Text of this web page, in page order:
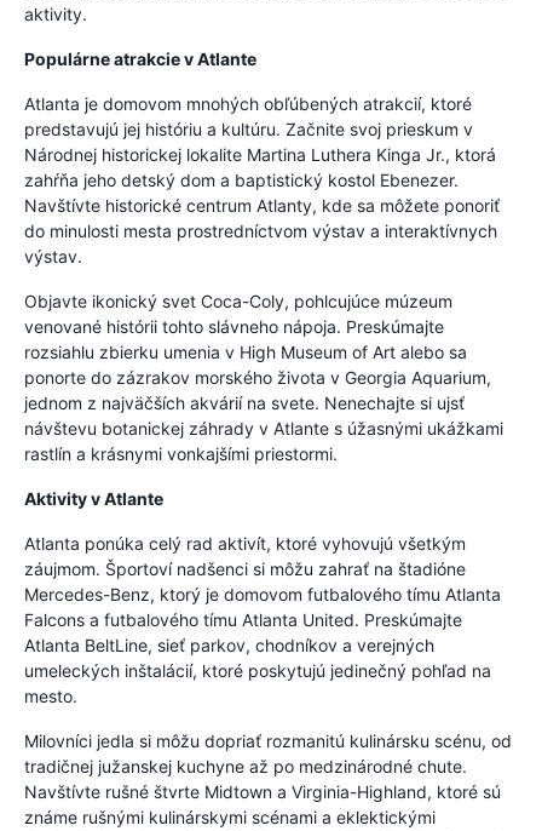
aktivity.
Populárne atrakcie v Atlante
Atlanta je domovom mnohých obľúbených atrakcií, ktoré
predstavujú jej históriu a kultúru. Začnite svoj prieskum v
Národnej historickej lokalite Martina Luthera Kinga Jr., ktorá
zahŕňa jeho detský dom a baptistický kostol Ebenezer.
Navštívte historické centrum Atlanty, kde sa môžete ponoriť
do minulosti mesta prostredníctvom výstav a interaktívnych
výstav.
Objavte ikonický svet Coca-Coly, pohlcujúce múzeum
venované histórii tohto slávneho nápoja. Preskúmajte
rozsiahlu zbierku umenia v High Museum of Art alebo sa
ponorte do zázrakov morského života v Georgia Aquarium,
jednom z najväčších akvárií na svete. Nenechajte si ujsť
návštevu botanickej záhrady v Atlante s úžasnými ukážkami
rastlín a krásnymi vonkajšími priestormi.
Aktivity v Atlante
Atlanta ponúka celý rad aktivít, ktoré vyhovujú všetkým
záujmom. Športoví nadšenci si môžu zahrať na štadióne
Mercedes-Benz, ktorý je domovom futbalového tímu Atlanta
Falcons a futbalového tímu Atlanta United. Preskúmajte
Atlanta BeltLine, sieť parkov, chodníkov a verejných
umeleckých inštalácií, ktoré poskytujú jedinečný pohľad na
mesto.
Milovníci jedla si môžu dopriať rozmanitú kulinársku scénu, od
tradičnej južanskej kuchyne až po medzinárodné chute.
Navštívte rušné štvrte Midtown a Virginia-Highland, ktoré sú
známe rušnými kulinárskymi scénami a eklektickými